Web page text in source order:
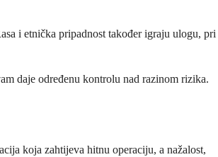
i etnička pripadnost također igraju ulogu, pri
daje određenu kontrolu nad razinom rizika.
koja zahtijeva hitnu operaciju, a nažalost,